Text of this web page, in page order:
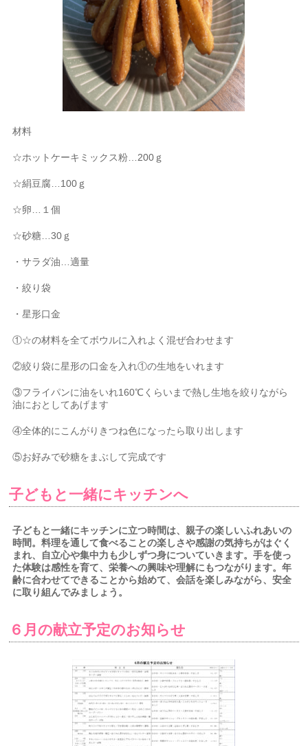
材料
☆ホットケーキミックス粉…200ｇ
☆絹豆腐…100ｇ
☆卵…１個
☆砂糖…30ｇ
・サラダ油…適量
・絞り袋
・星形口金
①☆の材料を全てボウルに入れよく混ぜ合わせます
②絞り袋に星形の口金を入れ①の生地をいれます
③フライパンに油をいれ160℃くらいまで熱し生地を絞りながら
油におとしてあげます
④全体的にこんがりきつね色になったら取り出します
⑤お好みで砂糖をまぶして完成です
子どもと一緒にキッチンへ
子どもと一緒にキッチンに立つ時間は、親子の楽しいふれあいの
時間。料理を通して食べることの楽しさや感謝の気持ちがはぐく
まれ、自立心や集中力も少しずつ身についていきます。手を使っ
た体験は感性を育て、栄養への興味や理解にもつながります。年
齢に合わせてできることから始めて、会話を楽しみながら、安全
に取り組んでみましょう。
６月の献立予定のお知らせ